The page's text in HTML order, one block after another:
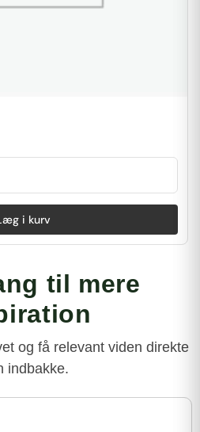
i kurv
til mere
og få relevant viden direkte
indbakke.